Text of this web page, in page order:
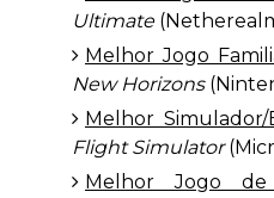
Ultimate
Melhor Jogo
New Horizons
Melhor Simulador/
Flight Simulator
Melhor Jogo de